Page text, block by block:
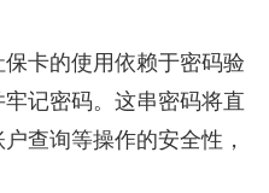
卡的使用依赖于密码验
记密码。这串密码将直
查询等操作的安全性，